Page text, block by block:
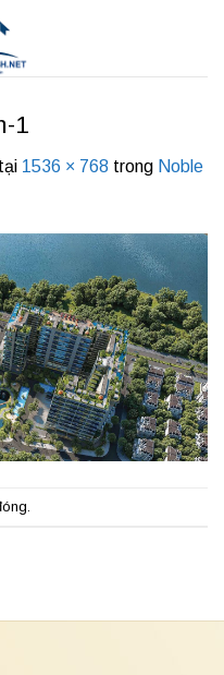
1
tại 1536 × 768 trong Noble